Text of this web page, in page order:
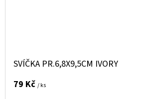
SVÍČKA PR.6,8X9,5CM IVORY
79 Kč / ks